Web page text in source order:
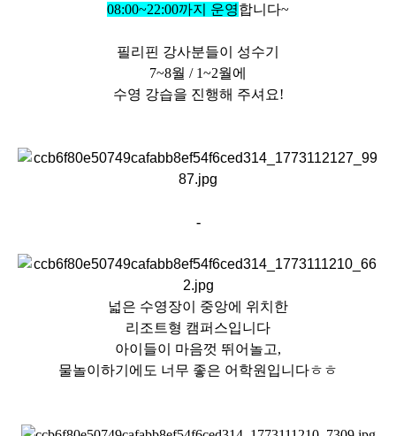
08:00~22:00까지 운영합니다~
필리핀 강사분들이 성수기
7~8월 / 1~2월에
수영 강습을 진행해 주셔요!
-
넓은 수영장이 중앙에 위치한
리조트형 캠퍼스입니다
아이들이 마음껏 뛰어놀고,
물놀이하기에도 너무 좋은 어학원입니다ㅎㅎ